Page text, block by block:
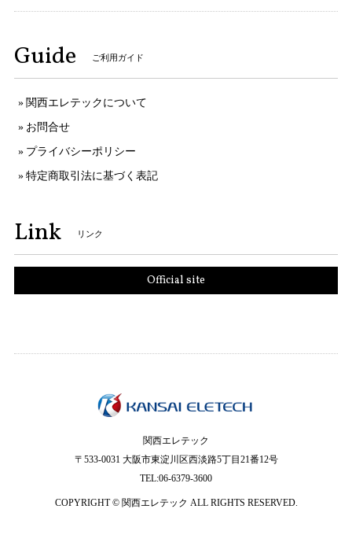
Guide ご利用ガイド
関西エレテックについて
お問合せ
プライバシーポリシー
特定商取引法に基づく表記
Link リンク
Official site
関西エレテック
〒533-0031 大阪市東淀川区西淡路5丁目21番12号
TEL:06-6379-3600
COPYRIGHT © 関西エレテック ALL RIGHTS RESERVED.